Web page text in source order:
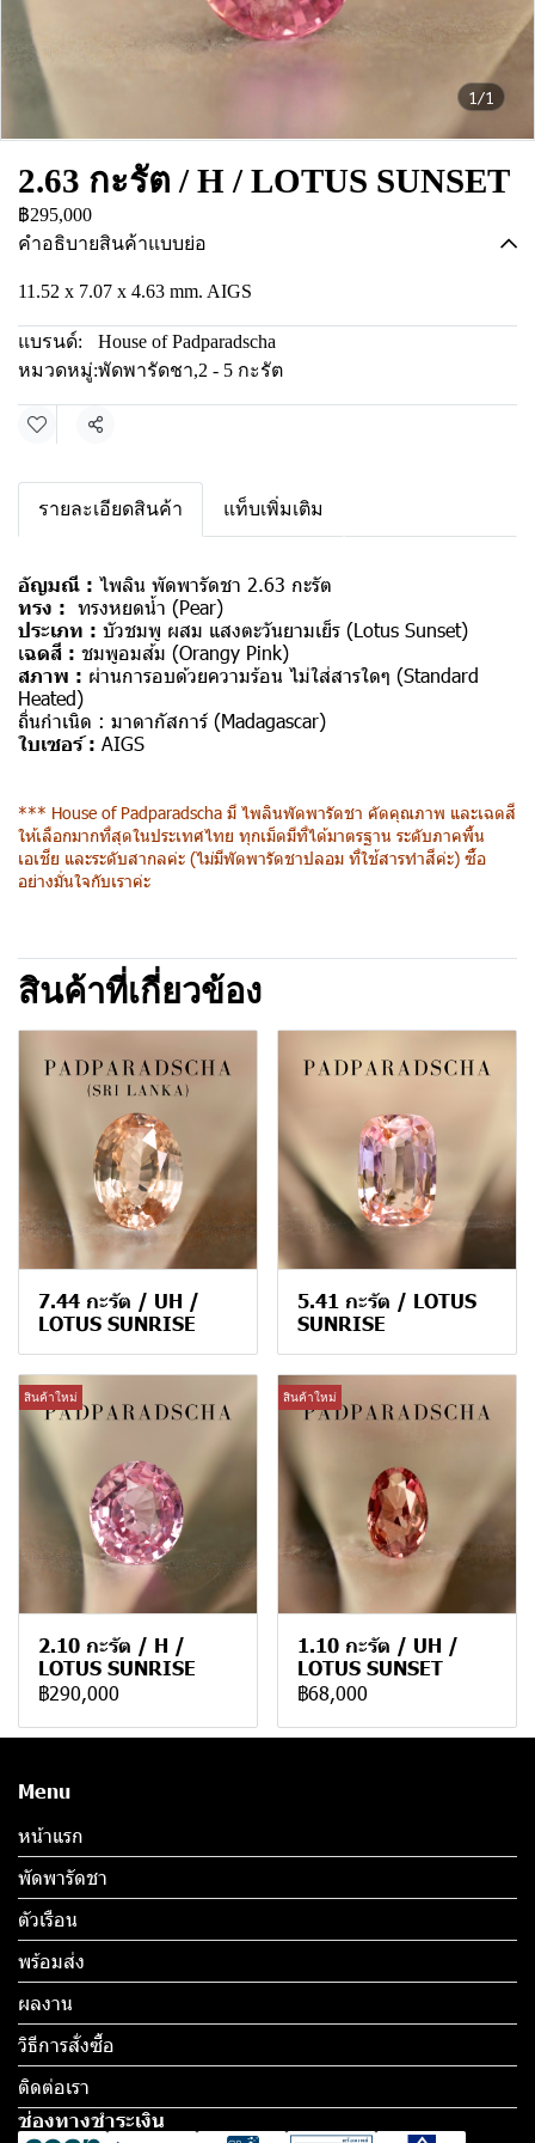
1/1
2.63 กะรัต / H / LOTUS SUNSET
฿295,000
คำอธิบายสินค้าแบบย่อ
11.52 x 7.07 x 4.63 mm. AIGS
แบรนด์:
House of Padparadscha
หมวดหมู่:พัดพารัดชา,2 - 5 กะรัต
แชร์
รายละเอียดสินค้า แท็บเพิ่มเติม
อัญมณี : ไพลิน พัดพารัดชา 2.63 กะรัต
ทรง : ทรงหยดน้ำ (Pear)
ประเภท : บัวชมพู ผสม แสงตะวันยามเย็ร (Lotus Sunset)
เฉดสี : ชมพูอมส้ม (Orangy Pink)
สภาพ : ผ่านการอบด้วยความร้อน ไม่ใส่สารใดๆ (Standard
Heated)
ถิ่นกำเนิด : มาดากัสการ์ (Madagascar)
ใบเซอร์ : AIGS
*** House of Padparadscha มี ไพลินพัดพารัดชา คัดคุณภาพ และเฉดสี
ให้เลือกมากที่สุดในประเทศไทย ทุกเม็ดมีที่ได้มาตรฐาน ระดับภาคพื้น
เอเชีย และระดับสากลค่ะ (ไม่มีพัดพารัดชาปลอม ที่ใช้สารทำสีค่ะ) ซื้อ
อย่างมั่นใจกับเราค่ะ
สินค้าที่เกี่ยวข้อง
7.44 กะรัต / UH /
LOTUS SUNRISE
5.41 กะรัต / LOTUS
SUNRISE
สินค้าใหม่
2.10 กะรัต / H /
LOTUS SUNRISE
฿290,000
สินค้าใหม่
1.10 กะรัต / UH /
LOTUS SUNSET
฿68,000
Menu
หน้าแรก
พัดพารัดชา
ตัวเรือน
พร้อมส่ง
ผลงาน
วิธีการสั่งซื้อ
ติดต่อเรา
ช่องทางชำระเงิน